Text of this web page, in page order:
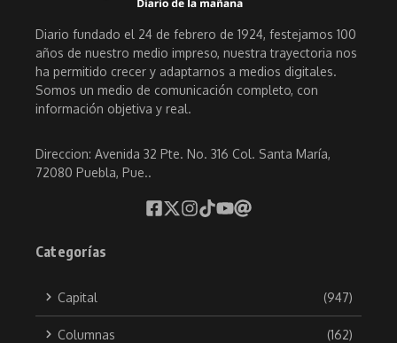
Diario fundado el 24 de febrero de 1924, festejamos 100
años de nuestro medio impreso, nuestra trayectoria nos
ha permitido crecer y adaptarnos a medios digitales.
Somos un medio de comunicación completo, con
información objetiva y real.
Direccion: Avenida 32 Pte. No. 316 Col. Santa María,
72080 Puebla, Pue..
Categorías
Capital (947)
Columnas (162)